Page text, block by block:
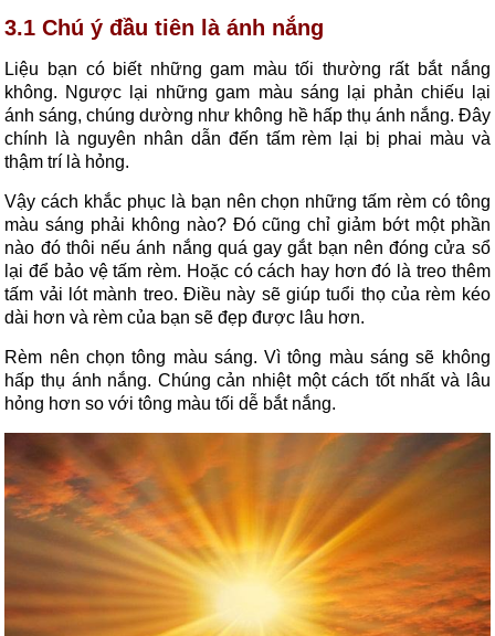
3.1 Chú ý đầu tiên là ánh nắng
Liệu bạn có biết những gam màu tối thường rất bắt nắng
không. Ngược lại những gam màu sáng lại phản chiếu lại
ánh sáng, chúng dường như không hề hấp thụ ánh nắng. Đây
chính là nguyên nhân dẫn đến tấm rèm lại bị phai màu và
thậm trí là hỏng.
Vậy cách khắc phục là bạn nên chọn những tấm rèm có tông
màu sáng phải không nào? Đó cũng chỉ giảm bớt một phần
nào đó thôi nếu ánh nắng quá gay gắt bạn nên đóng cửa sổ
lại để bảo vệ tấm rèm. Hoặc có cách hay hơn đó là treo thêm
tấm vải lót mành treo. Điều này sẽ giúp tuổi thọ của rèm kéo
dài hơn và rèm của bạn sẽ đẹp được lâu hơn.
Rèm nên chọn tông màu sáng. Vì tông màu sáng sẽ không
hấp thụ ánh nắng. Chúng cản nhiệt một cách tốt nhất và lâu
hỏng hơn so với tông màu tối dễ bắt nắng.